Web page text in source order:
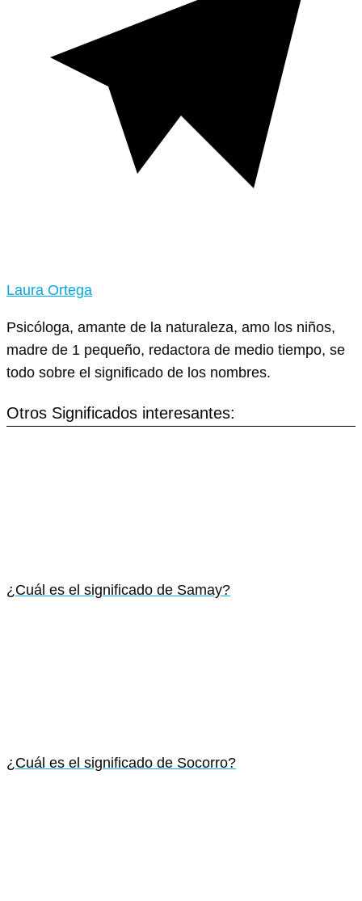
Laura Ortega
Psicóloga, amante de la naturaleza, amo los niños,
madre de 1 pequeño, redactora de medio tiempo, se
todo sobre el significado de los nombres.
Otros Significados interesantes:
¿Cuál es el significado de Samay?
¿Cuál es el significado de Socorro?